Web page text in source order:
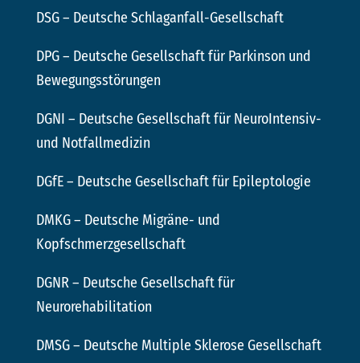
DSG– Deutsche Schlaganfall-Gesellschaft
DPG– Deutsche Gesellschaft für Parkinson und
Bewegungsstörungen
DGNI – Deutsche Gesellschaft für NeuroIntensiv-
und Notfallmedizin
DGfE– Deutsche Gesellschaft für Epileptologie
DMKG– Deutsche Migräne- und
Kopfschmerzgesellschaft
DGNR– Deutsche Gesellschaft für
Neurorehabilitation
DMSG– Deutsche Multiple Sklerose Gesellschaft